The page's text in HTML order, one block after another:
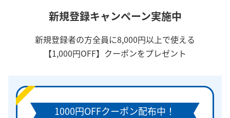
新規登録キャンペーン実施中
新規登録者の方全員に8,000円以上で使える
【1,000円OFF】クーポンをプレゼント
1000円OFFクーポン配布中！